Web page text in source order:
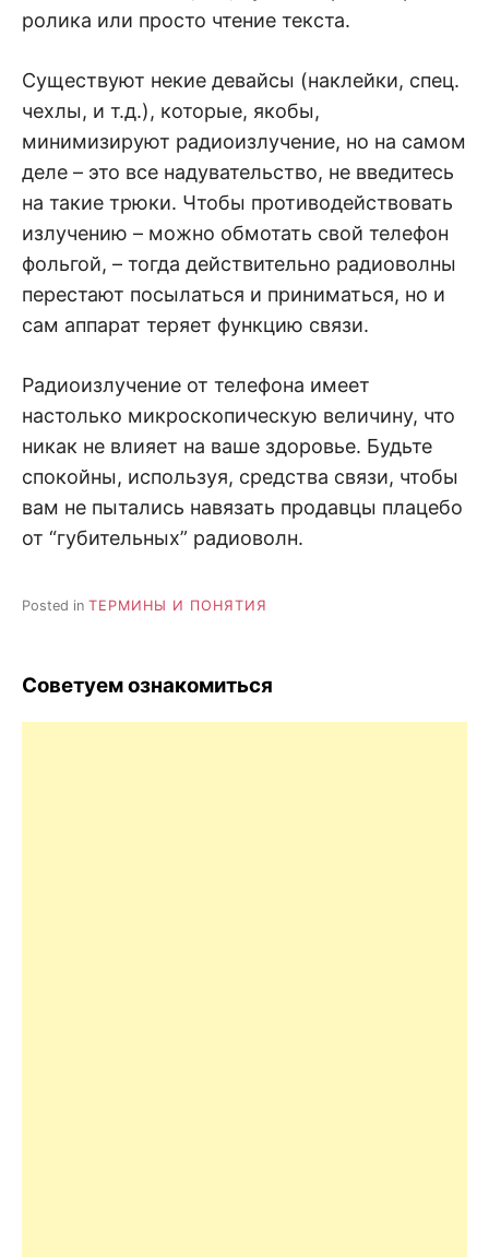
ролика или просто чтение текста.
Существуют некие девайсы (наклейки, спец.
чехлы, и т.д.), которые, якобы,
минимизируют радиоизлучение, но на самом
деле – это все надувательство, не введитесь
на такие трюки. Чтобы противодействовать
излучению – можно обмотать свой телефон
фольгой, – тогда действительно радиоволны
перестают посылаться и приниматься, но и
сам аппарат теряет функцию связи.
Радиоизлучение от телефона имеет
настолько микроскопическую величину, что
никак не влияет на ваше здоровье. Будьте
спокойны, используя, средства связи, чтобы
вам не пытались навязать продавцы плацебо
от “губительных” радиоволн.
Posted in ТЕРМИНЫ И ПОНЯТИЯ
Советуем ознакомиться